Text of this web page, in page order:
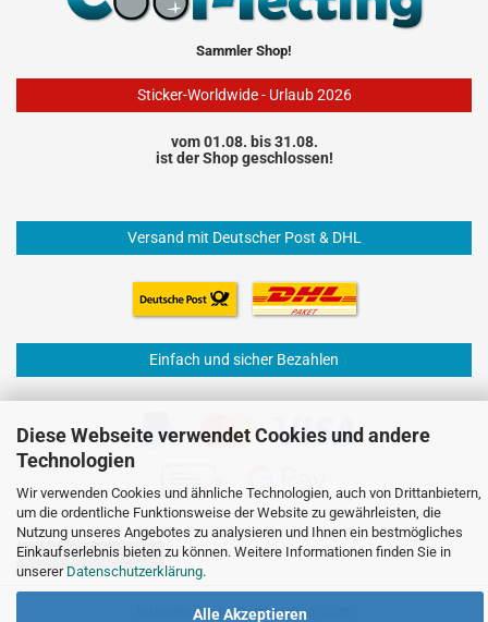
Diese Webseite verwendet Cookies und andere
Technologien
Wir verwenden Cookies und ähnliche Technologien, auch von Drittanbietern,
um die ordentliche Funktionsweise der Website zu gewährleisten, die
Nutzung unseres Angebotes zu analysieren und Ihnen ein bestmögliches
Einkaufserlebnis bieten zu können. Weitere Informationen finden Sie in
unserer Datenschutzerklärung.
Alle Akzeptieren
Sammler Shop!
Sticker-Worldwide - Urlaub 2026
vom 01.08. bis 31.08.
ist der Shop geschlossen!
Versand mit Deutscher Post & DHL
Einfach und sicher Bezahlen
Vertrag widerrufen
Internetshopby Gambio.de © 2026